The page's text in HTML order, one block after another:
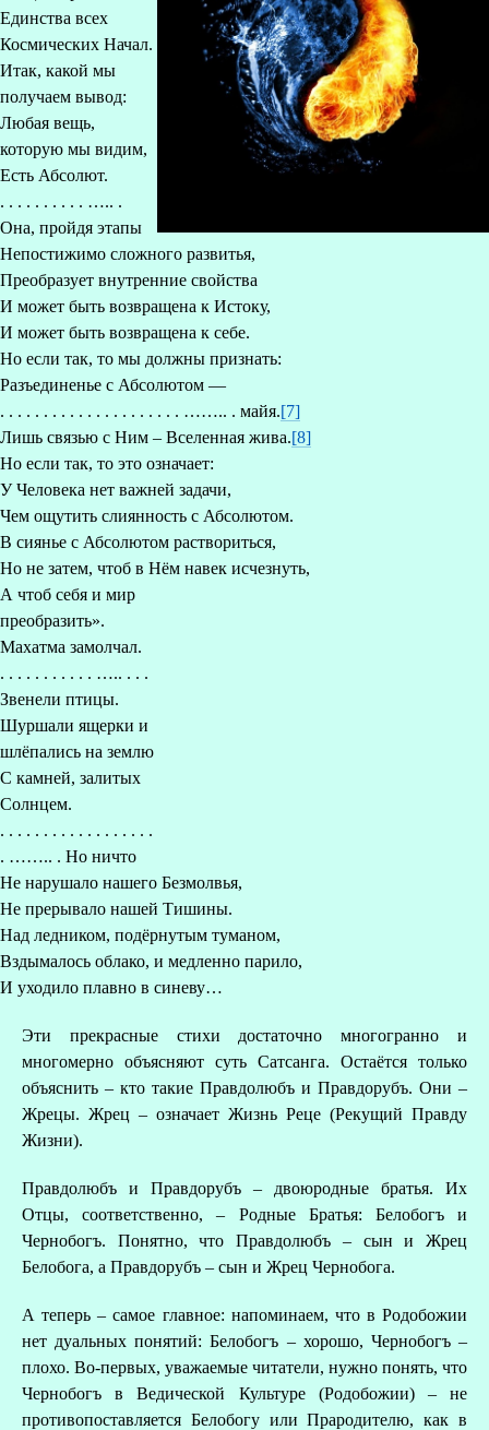
Единства всех
Космических Начал.
Итак, какой мы
получаем вывод:
Любая вещь,
которую мы видим,
Есть Абсолют.
. . . . . . . . . . ….. .
Она, пройдя этапы
Непостижимо сложного развитья,
Преобразует внутренние свойства
И может быть возвращена к Истоку,
И может быть возвращена к себе.
Но если так, то мы должны признать:
Разъединенье с Абсолютом —
. . . . . . . . . . . . . . . . . . . . . …….. . майя.[7]
Лишь связью с Ним – Вселенная жива.[8]
Но если так, то это означает:
У Человека нет важней задачи,
Чем ощутить слиянность с Абсолютом.
В сиянье с Абсолютом раствориться,
Но не затем, чтоб в Нём навек исчезнуть,
А чтоб себя и мир
преобразить».
Махатма замолчал.
. . . . . . . . . . . ….. . . .
Звенели птицы.
Шуршали ящерки и
шлёпались на землю
С камней, залитых
Солнцем.
. . . . . . . . . . . . . . . . . .
. …….. . Но ничто
Не нарушало нашего Безмолвья,
Не прерывало нашей Тишины.
Над ледником, подёрнутым туманом,
Вздымалось облако, и медленно парило,
И уходило плавно в синеву…
Эти прекрасные стихи достаточно многогранно и
многомерно объясняют суть Сатсанга. Остаётся только
объяснить – кто такие Правдолюбъ и Правдорубъ. Они –
Жрецы. Жрец – означает Жизнь Реце (Рекущий Правду
Жизни).
Правдолюбъ и Правдорубъ – двоюродные братья. Их
Отцы, соответственно, – Родные Братья: Белобогъ и
Чернобогъ. Понятно, что Правдолюбъ – сын и Жрец
Белобога, а Правдорубъ – сын и Жрец Чернобога.
А теперь – самое главное: напоминаем, что в Родобожии
нет дуальных понятий: Белобогъ – хорошо, Чернобогъ –
плохо. Во-первых, уважаемые читатели, нужно понять, что
Чернобогъ в Ведической Культуре (Родобожии) – не
противопоставляется Белобогу или Прародителю, как в